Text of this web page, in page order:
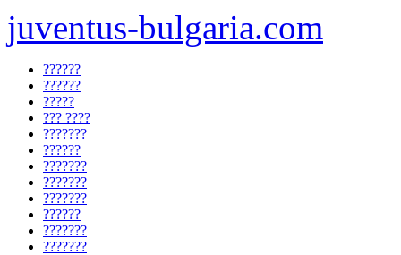
juventus-bulgaria.com
??????
??????
?????
??? ????
???????
??????
???????
???????
???????
??????
???????
???????